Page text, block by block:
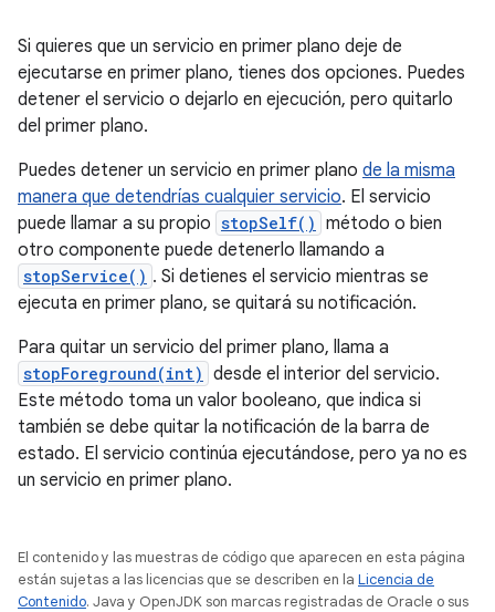
Si quieres que un servicio en primer plano deje de
ejecutarse en primer plano, tienes dos opciones. Puedes
detener el servicio o dejarlo en ejecución, pero quitarlo
del primer plano.
Puedes detener un servicio en primer plano de la misma
manera que detendrías cualquier servicio. El servicio
puede llamar a su propio stopSelf() método o bien
otro componente puede detenerlo llamando a
stopService() . Si detienes el servicio mientras se
ejecuta en primer plano, se quitará su notificación.
Para quitar un servicio del primer plano, llama a
stopForeground(int) desde el interior del servicio.
Este método toma un valor booleano, que indica si
también se debe quitar la notificación de la barra de
estado. El servicio continúa ejecutándose, pero ya no es
un servicio en primer plano.
El contenido y las muestras de código que aparecen en esta página
están sujetas a las licencias que se describen en la Licencia de
Contenido. Java y OpenJDK son marcas registradas de Oracle o sus